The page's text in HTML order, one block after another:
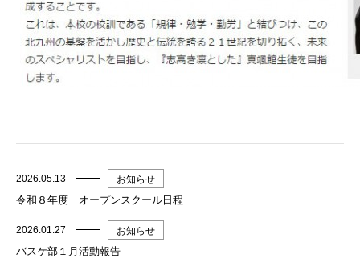
2026.05.13 お知らせ
令和８年度 オープンスクール日程
2026.01.27 お知らせ
バスケ部１月活動報告